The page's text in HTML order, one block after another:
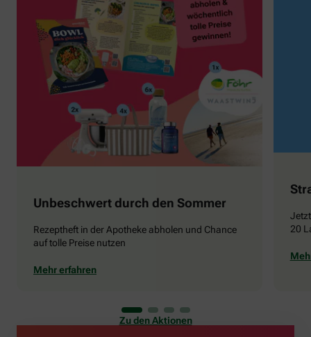
Unbeschwert durch den Sommer
Rezeptheft in der Apotheke abholen und Chance
auf tolle Preise nutzen
Mehr erfahren
20
Zu den Aktionen